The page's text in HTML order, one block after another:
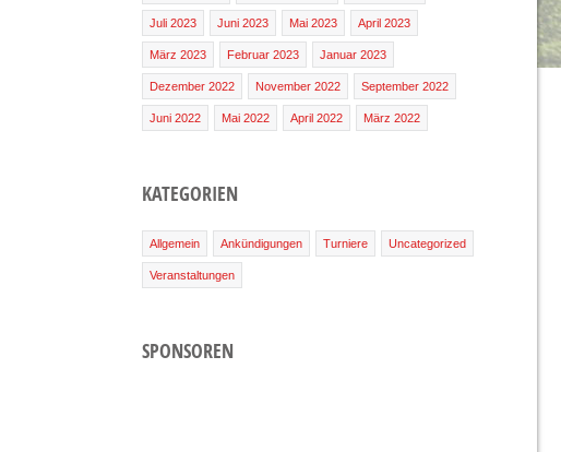
Juli 2023 Juni 2023 Mai 2023 April 2023
März 2023 Februar 2023 Januar 2023
Dezember 2022 November 2022 September 2022
Juni 2022 Mai 2022 April 2022 März 2022
KATEGORIEN
Allgemein Ankündigungen Turniere Uncategorized
Veranstaltungen
SPONSOREN